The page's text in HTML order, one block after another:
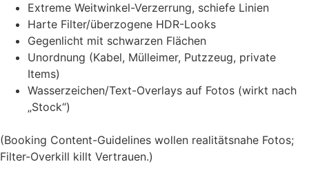
Extreme Weitwinkel-Verzerrung, schiefe Linien
Harte Filter/überzogene HDR-Looks
Gegenlicht mit schwarzen Flächen
Unordnung (Kabel, Mülleimer, Putzzeug, private
Items)
Wasserzeichen/Text-Overlays auf Fotos (wirkt nach
„Stock“)
(Booking Content-Guidelines wollen realitätsnahe Fotos;
Filter-Overkill killt Vertrauen.)